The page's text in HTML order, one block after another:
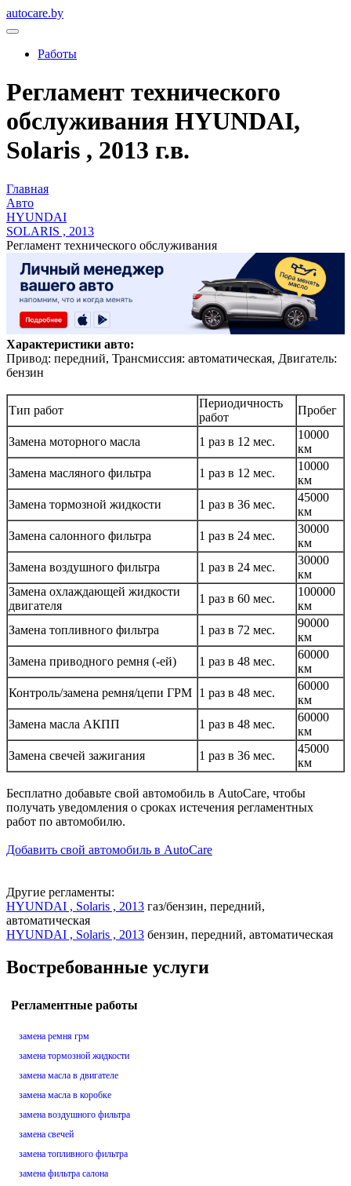
autocare.by
Работы
Регламент технического
обслуживания HYUNDAI,
Solaris , 2013 г.в.
Главная
Авто
HYUNDAI
SOLARIS , 2013
Регламент технического обслуживания
Характеристики авто:
Привод: передний, Трансмиссия: автоматическая, Двигатель:
бензин
Тип работ
Периодичность
работ
Пробег
Замена моторного масла 1 раз в 12 мес.
10000
км
Замена масляного фильтра
1 раз в 12 мес.
10000
км
Замена тормозной жидкости
1 раз в 36 мес.
45000
км
Замена салонного фильтра
1 раз в 24 мес.
30000
км
Замена воздушного фильтра
1 раз в 24 мес.
30000
км
Замена охлаждающей жидкости
двигателя
1 раз в 60 мес.
100000
км
Замена топливного фильтра
1 раз в 72 мес.
90000
км
Замена приводного ремня (-ей)
1 раз в 48 мес.
60000
км
Контроль/замена ремня/цепи ГРМ 1 раз в 48 мес.
60000
км
Замена масла АКПП
1 раз в 48 мес.
60000
км
Замена свечей зажигания
1 раз в 36 мес.
45000
км
Бесплатно добавьте свой автомобиль в AutoCare, чтобы
получать уведомления о сроках истечения регламентных
работ по автомобилю.
Добавить свой автомобиль в AutoCare
Другие регламенты:
HYUNDAI , Solaris , 2013 газ/бензин, передний,
автоматическая
HYUNDAI , Solaris , 2013 бензин, передний, автоматическая
Востребованные услуги
Регламентные работы
замена ремня грм
замена тормозной жидкости
замена масла в двигателе
замена масла в коробке
замена воздушного фильтра
замена свечей
замена топливного фильтра
замена фильтра салона